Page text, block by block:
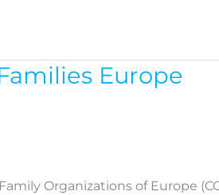
Europe
Organizations of Europe